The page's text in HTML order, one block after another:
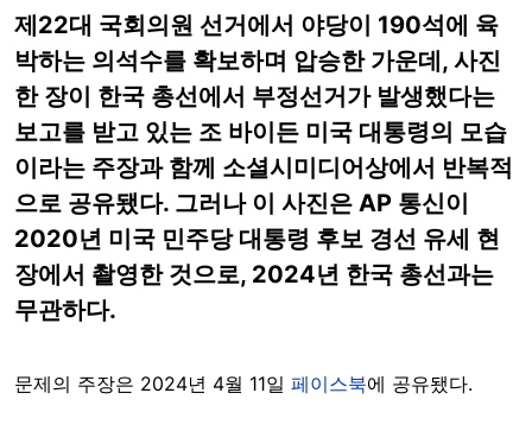
제22대 국회의원 선거에서 야당이 190석에 육
박하는 의석수를 확보하며 압승한 가운데, 사진
한 장이 한국 총선에서 부정선거가 발생했다는
보고를 받고 있는 조 바이든 미국 대통령의 모습
이라는 주장과 함께 소셜시미디어상에서 반복적
으로 공유됐다. 그러나 이 사진은 AP 통신이
2020년 미국 민주당 대통령 후보 경선 유세 현
장에서 촬영한 것으로, 2024년 한국 총선과는
무관하다.
문제의 주장은 2024년 4월 11일 페이스북에 공유됐다.